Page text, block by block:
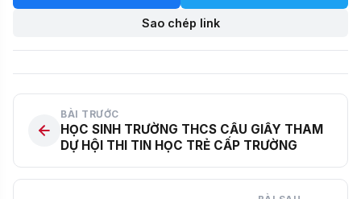
Sao chép link
BÀI TRƯỚC
HỌC SINH TRƯỜNG THCS CẦU GIẤY THAM
DỰ HỘI THI TIN HỌC TRẺ CẤP TRƯỜNG